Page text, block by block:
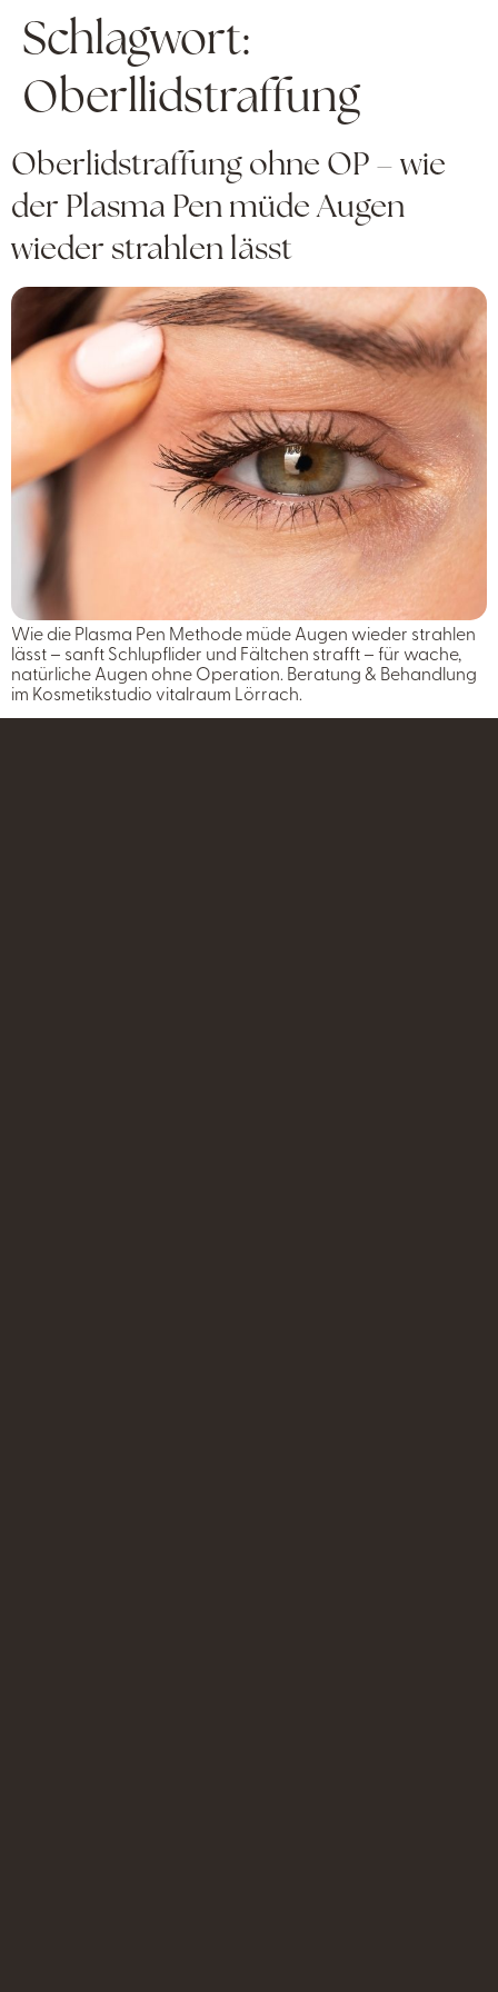
Schlagwort:
Oberllidstraffung
Oberlidstraffung ohne OP – wie
der Plasma Pen müde Augen
wieder strahlen lässt
Wie die Plasma Pen Methode müde Augen wieder strahlen
lässt – sanft Schlupflider und Fältchen strafft – für wache,
natürliche Augen ohne Operation. Beratung & Behandlung
im Kosmetikstudio vitalraum Lörrach.